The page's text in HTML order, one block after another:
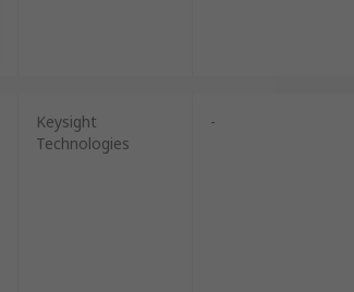
Keysight
Technologies
-